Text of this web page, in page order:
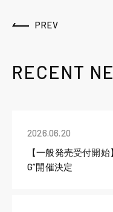
PREV
RECENT
2026.06.20
【一般発売受付開始
G”開催決定